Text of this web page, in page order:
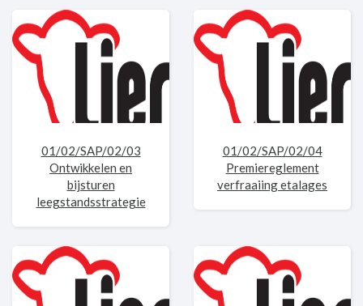
01/02/SAP/02/03
Ontwikkelen en
bijsturen
leegstandsstrategie
01/02/SAP/02/04
Premiereglement
verfraaiing etalages